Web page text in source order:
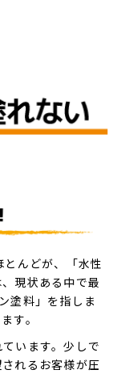
んどが、「水性
現状ある中で最
塗料」を指しま
す。
います。少しで
れるお客様が圧